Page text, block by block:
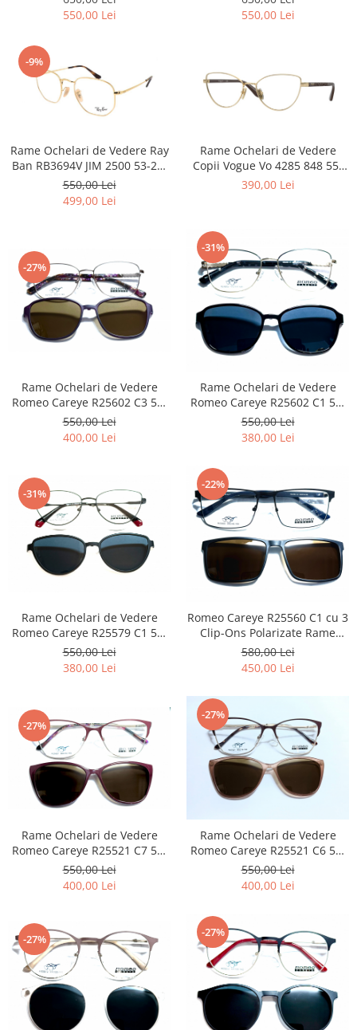
550,00 Lei
550,00 Lei
-9%
Rame Ochelari de Vedere Ray
Ban RB3694V JIM 2500 53-20-
140
550,00 Lei
499,00 Lei
Rame Ochelari de Vedere
Copii Vogue Vo 4285 848 55-
17-135
390,00 Lei
-27%
Rame Ochelari de Vedere
Romeo Careye R25602 C3 55-
Clip-Ons
550,00 Lei
400,00 Lei
-31%
Rame Ochelari de Vedere
Romeo Careye R25602 C1 55-
17-145 Clip-On Polarizat 3
Clip-Ons
550,00 Lei
380,00 Lei
-31%
Rame Ochelari de Vedere
Romeo Careye R25579 C1 55-
17-145 Clip-On Polarizat 3
Clip-Ons
550,00 Lei
380,00 Lei
-22%
Romeo Careye R25560 C1 cu 3
Clip-Ons Polarizate Rame
Ochelari de Vedere
580,00 Lei
450,00 Lei
-27%
Rame Ochelari de Vedere
Romeo Careye R25521 C7 56-
16-140 Clip-On Polarizat 3
Clip-Ons
550,00 Lei
400,00 Lei
-27%
Rame Ochelari de Vedere
Romeo Careye R25521 C6 56-
16-140 Clip-On Polarizat 3
Clip-Ons
550,00 Lei
400,00 Lei
-27%
-27%